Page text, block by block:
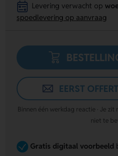
Levering verwacht op
spoedlevering op aanvraag
EERST
Binnen één werkdag reactie · Je
niet te
Gratis digitaal voorbeeld